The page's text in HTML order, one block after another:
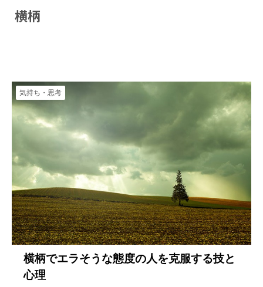
横柄
気持ち・思考
横柄でエラそうな態度の人を克服する技と
心理